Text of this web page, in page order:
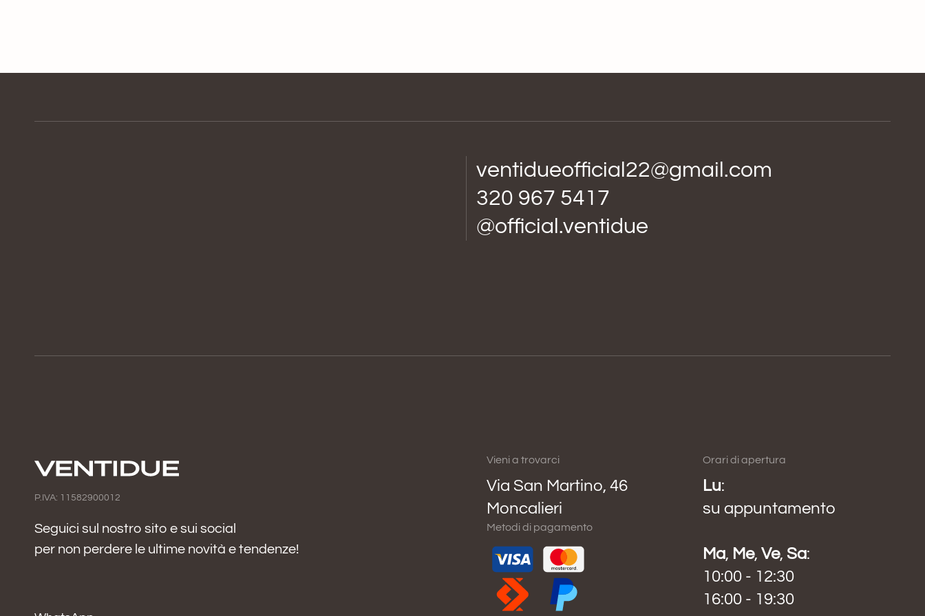
ventidueofficial22@gmail.com
320 967 5417
@official.ventidue
P.IVA: 11582900012
Seguici sul nostro sito e sui social
per non perdere le ultime novità e tendenze!
Vieni a trovarci
Via San Martino, 46
Moncalieri
Metodi di pagamento
Orari di apertura
Lu:
su appuntamento
Ma, Me, Ve, Sa:
10:00 - 12:30
16:00 - 19:30